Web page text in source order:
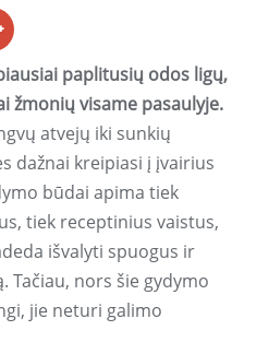
paplitusių odos ligų,
žmonių visame pasaulyje.
atvejų iki sunkių
dažnai kreipiasi į įvairius
būdai apima tiek
tiek receptinius vaistus,
išvalyti spuogus ir
Tačiau, nors šie gydymo
jie neturi galimo